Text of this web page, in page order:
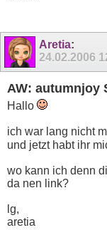
Aretia:
24.02.2006
AW: autumnjoy
Hallo
ich war lang nicht
und jetzt habt ihr
wo kann ich denn
da nen link?
lg,
aretia